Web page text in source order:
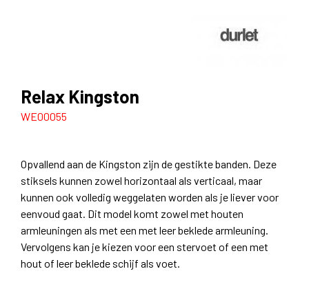
Relax Kingston
WE00055
Opvallend aan de Kingston zijn de gestikte banden. Deze
stiksels kunnen zowel horizontaal als verticaal, maar
kunnen ook volledig weggelaten worden als je liever voor
eenvoud gaat. Dit model komt zowel met houten
armleuningen als met een met leer beklede armleuning.
Vervolgens kan je kiezen voor een stervoet of een met
hout of leer beklede schijf als voet.